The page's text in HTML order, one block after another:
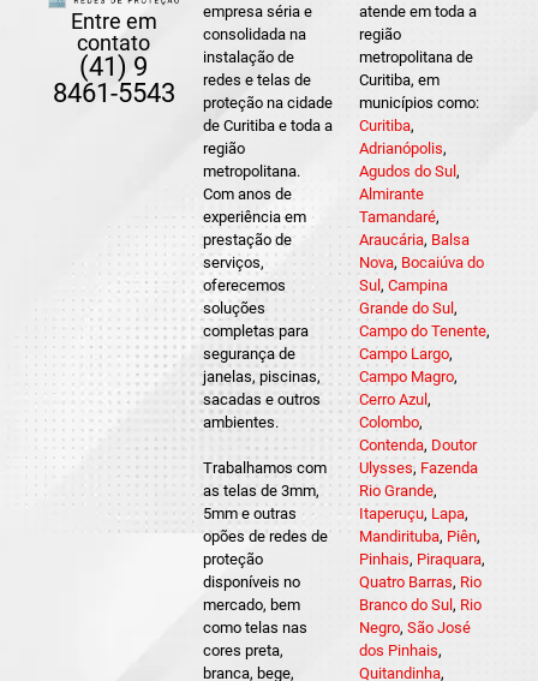
Entre em
contato
(41) 9
8461-5543
empresa séria e
consolidada na
instalação de
redes e telas de
proteção na cidade
de Curitiba e toda a
região
metropolitana.
Com anos de
experiência em
prestação de
serviços,
oferecemos
soluções
completas para
segurança de
janelas, piscinas,
sacadas e outros
ambientes.
Trabalhamos com
as telas de 3mm,
5mm e outras
opões de redes de
proteção
disponíveis no
mercado, bem
como telas nas
cores preta,
branca, bege,
atende em toda a
região
metropolitana de
Curitiba, em
municípios como:
Curitiba,
Adrianópolis,
Agudos do Sul ,
Almirante
Tamandaré,
Araucária, Balsa
Nova, Bocaiúva do
Sul , Campina
Grande do Sul ,
Campo do Tenente,
Campo Largo,
Campo Magro,
Cerro Azul ,
Colombo,
Contenda, Doutor
Ulysses, Fazenda
Rio Grande,
Itaperuçu, Lapa,
Mandirituba, Piên,
Pinhais, Piraquara,
Quatro Barras, Rio
Branco do Sul , Rio
Negro, São José
dos Pinhais,
Quitandinha,